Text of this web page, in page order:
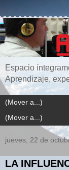
Espacio
Aprendizaje,
jueves, 22 de
LA